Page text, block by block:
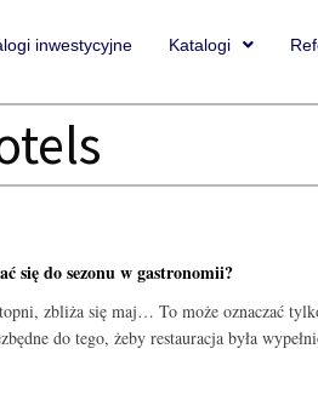
inwestycyjne Katalogi
się do sezonu w gastronomii?
zbliża się maj… To może oznaczać
do tego, żeby restauracja była